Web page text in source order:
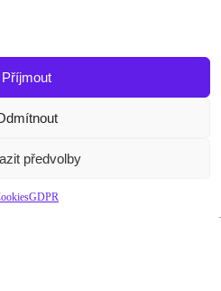
Příjmout
předvolby
GDPR
Potřebujete poradit?